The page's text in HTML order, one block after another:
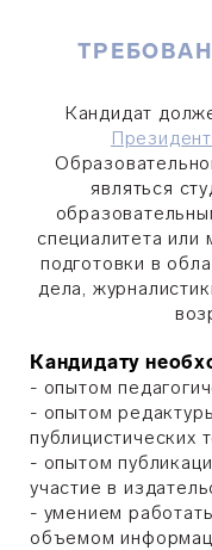
Кандидат
являться
специалитета или
подготовки в
дела,
Кандидату
- опытом
- опытом
публицистических
- опытом
участие в
- умением
объемом